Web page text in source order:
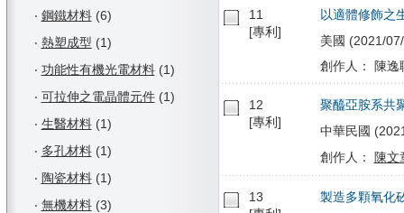
‧ 鋼鐵材料(6)
‧ 熱塑成型 (1)
‧ 功能性有機光電材料(1)
‧ 可拉伸之電晶體元件(1)
‧ 生醫材料(1)
‧ 多孔材料(1)
‧ 陶瓷材料(1)
‧ 無機材料(3)
11
[專利]
以適體修飾之
美國 (2021/
創作人： 陳逸
12
[專利]
聚醯亞胺系共
中華民國
創作人：
陳文
13
製造多顆氧化